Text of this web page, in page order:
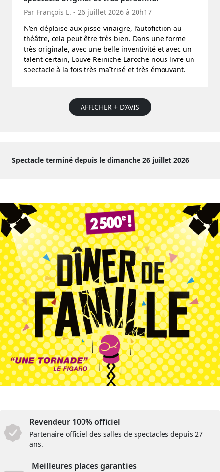
Par François L. - 26 juillet 2026 à 20h17
N’en déplaise aux pisse-vinaigre, l’autofiction au
théâtre, cela peut être très bien. Dans une forme
très originale, avec une belle inventivité et avec un
talent certain, Louve Reiniche Laroche nous livre un
spectacle à la fois très maîtrisé et très émouvant.
AFFICHER + D’AVIS
Spectacle terminé depuis le dimanche 26 juillet 2026
Revendeur 100% officiel
Partenaire officiel des salles de spectacles depuis 27
ans.
Meilleures places garanties